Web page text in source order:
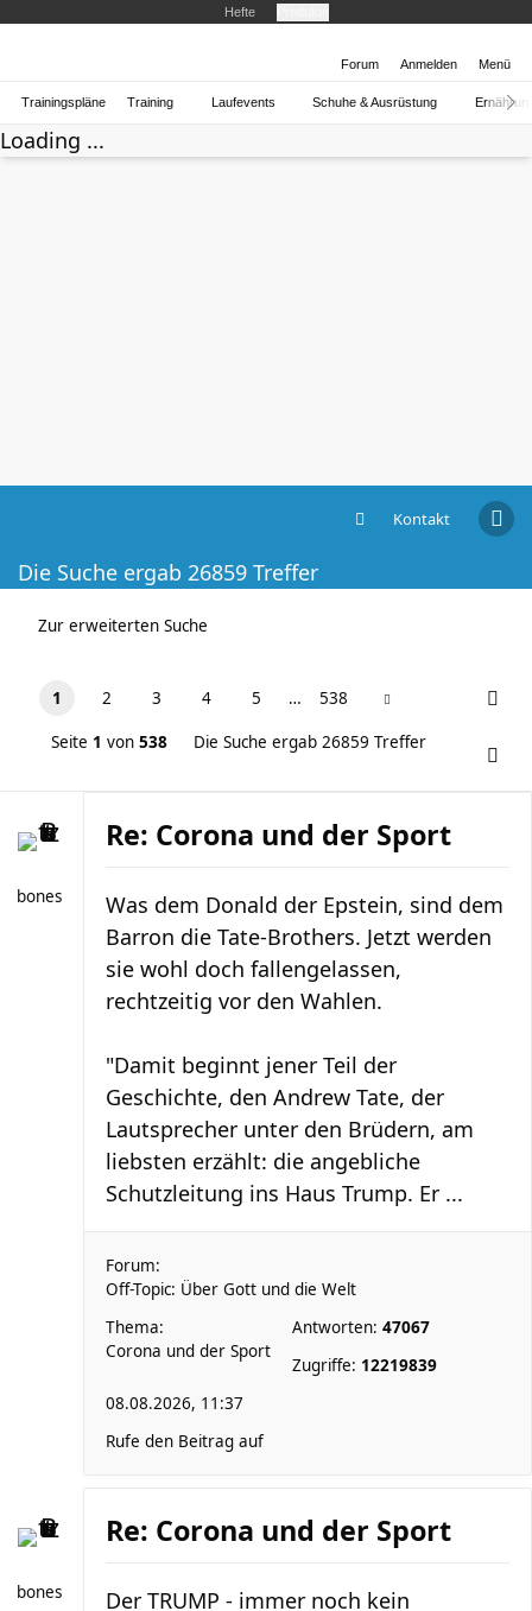
Hefte
Forum Anmelden Menü
Trainingspläne Training Laufevents Schuhe & Ausrüstung
Loading ...
Kontakt
Die Suche ergab 26859 Treffer
Zur erweiterten Suche
1 2 3 4 5 … 538
Seite 1 von 538 Die Suche ergab 26859 Treffer
bones
Re: Corona und der Sport
Was dem Donald der Epstein, sind dem
Barron die Tate-Brothers. Jetzt werden
sie wohl doch fallengelassen,
rechtzeitig vor den Wahlen.
"Damit beginnt jener Teil der
Geschichte, den Andrew Tate, der
Lautsprecher unter den Brüdern, am
liebsten erzählt: die angebliche
Schutzleitung ins Haus Trump. Er ...
Forum:
Off-Topic: Über Gott und die Welt
Thema:
Corona und der Sport
Antworten: 47067
Zugriffe: 12219839
08.08.2026, 11:37
Rufe den Beitrag auf
bones
Re: Corona und der Sport
Der TRUMP - immer noch kein